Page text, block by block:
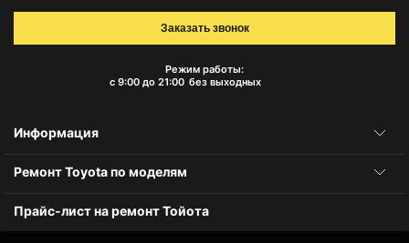
Режим работы:
с 9:00 до 21:00 без выходных
Заказать звонок
Информация
Ремонт Toyota по моделям
Прайс-лист на ремонт Тойота